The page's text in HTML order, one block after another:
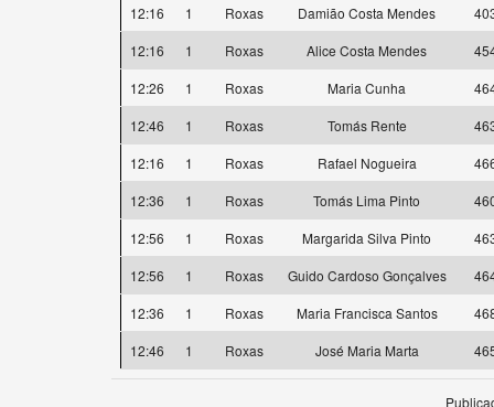
12:16
1 Roxas Damião Costa Mendes
12:16
1 Roxas Alice Costa Mendes
12:26
1 Roxas Maria Cunha
12:46
1 Roxas Tomás Rente
12:16
1 Roxas Rafael Nogueira
12:36
1 Roxas Tomás Lima Pinto
12:56
1 Roxas Margarida Silva Pinto
12:56
1 Roxas Guido Cardoso Gonçalves
12:36
1 Roxas Maria Francisca Santos
12:46
1 Roxas José Maria Marta